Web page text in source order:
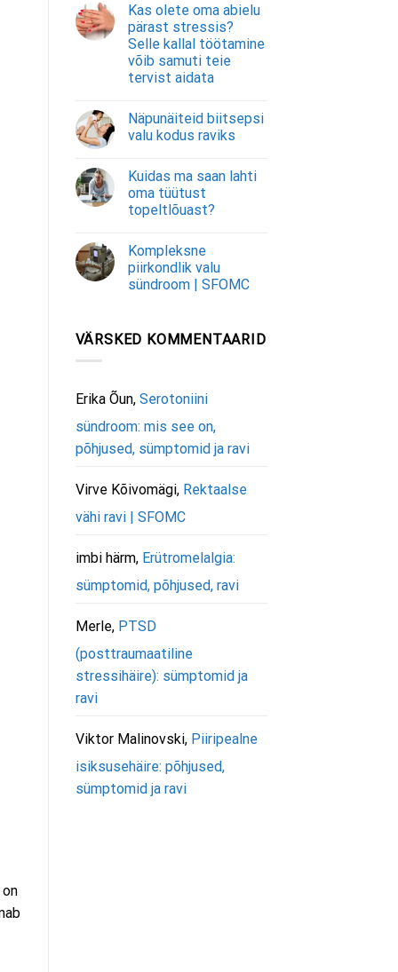
Kas olete oma abielu
pärast stressis?
Selle kallal töötamine
võib samuti teie
tervist aidata
Näpunäiteid biitsepsi
valu kodus raviks
Kuidas ma saan lahti
oma tüütust
topeltlõuast?
Kompleksne
piirkondlik valu
sündroom | SFOMC
VÄRSKED KOMMENTAARID
Erika Õun, Serotoniini
sündroom: mis see on,
põhjused, sümptomid ja ravi
Virve Kõivomägi, Rektaalse
vähi ravi | SFOMC
imbi härm, Erütromelalgia:
sümptomid, põhjused, ravi
Merle, PTSD
(posttraumaatiline
stressihäire): sümptomid ja
ravi
Viktor Malinovski, Piiripealne
isiksusehäire: põhjused,
sümptomid ja ravi